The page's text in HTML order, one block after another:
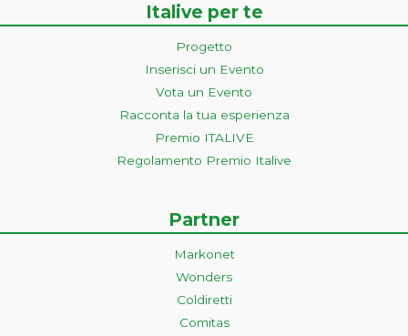
Italive per te
Progetto
Inserisci un Evento
Vota un Evento
Racconta la tua esperienza
Premio ITALIVE
Regolamento Premio Italive
Partner
Markonet
Wonders
Coldiretti
Comitas